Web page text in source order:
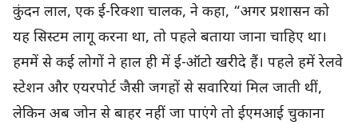
कुंदन लाल, एक ई-रिक्शा चालक, ने कहा, “अगर प्रशासन को
यह सिस्टम लागू करना था, तो पहले बताया जाना चाहिए था।
हममें से कई लोगों ने हाल ही में ई-ऑटो खरीदे हैं। पहले हमें रेलवे
स्टेशन और एयरपोर्ट जैसी जगहों से सवारियां मिल जाती थीं,
लेकिन अब जोन से बाहर नहीं जा पाएंगे तो ईएमआई चुकाना